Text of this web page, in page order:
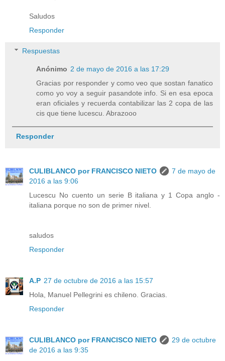
Saludos
Responder
Respuestas
Anónimo 2 de mayo de 2016 a las 17:29
Gracias por responder y como veo que sostan fanatico
como yo voy a seguir pasandote info. Si en esa epoca
eran oficiales y recuerda contabilizar las 2 copa de las
cis que tiene lucescu. Abrazooo
Responder
CULIBLANCO por FRANCISCO NIETO
7 de mayo de
2016 a las 9:06
Lucescu No cuento un serie B italiana y 1 Copa anglo -
italiana porque no son de primer nivel.
saludos
Responder
A.P 27 de octubre de 2016 a las 15:57
Hola, Manuel Pellegrini es chileno. Gracias.
Responder
CULIBLANCO por FRANCISCO NIETO
29 de octubre
de 2016 a las 9:35